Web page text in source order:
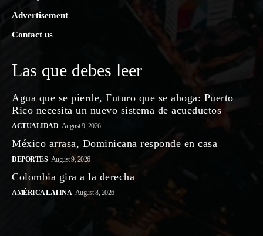
Advertisement
Contact us
Las que debes leer
Agua que se pierde, Futuro que se ahoga: Puerto
Rico necesita un nuevo sistema de acueductos
ACTUALIDAD August 9, 2026
México arrasa, Dominicana responde en casa
DEPORTES August 9, 2026
Colombia gira a la derecha
AMÉRICA LATINA August 8, 2026